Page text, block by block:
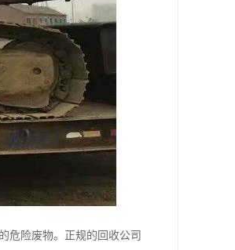
危险废物。正规的回收公司